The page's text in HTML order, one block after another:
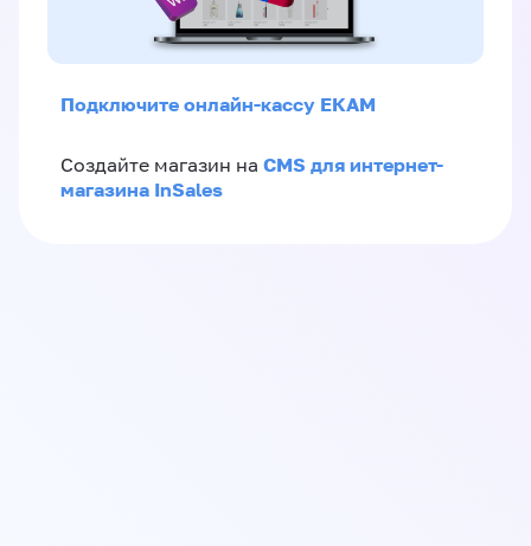
Подключите онлайн-кассу ЕКАМ
Создайте магазин на CMS для интернет-
магазина InSales